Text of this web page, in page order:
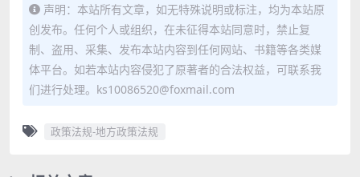
声明：本站所有文章，如无特殊说明或标注，均为本站原
创发布。任何个人或组织，在未征得本站同意时，禁止复
制、盗用、采集、发布本站内容到任何网站、书籍等各类媒
体平台。如若本站内容侵犯了原著者的合法权益，可联系我
们进行处理。ks10086520@foxmail.com
政策法规-地方政策法规